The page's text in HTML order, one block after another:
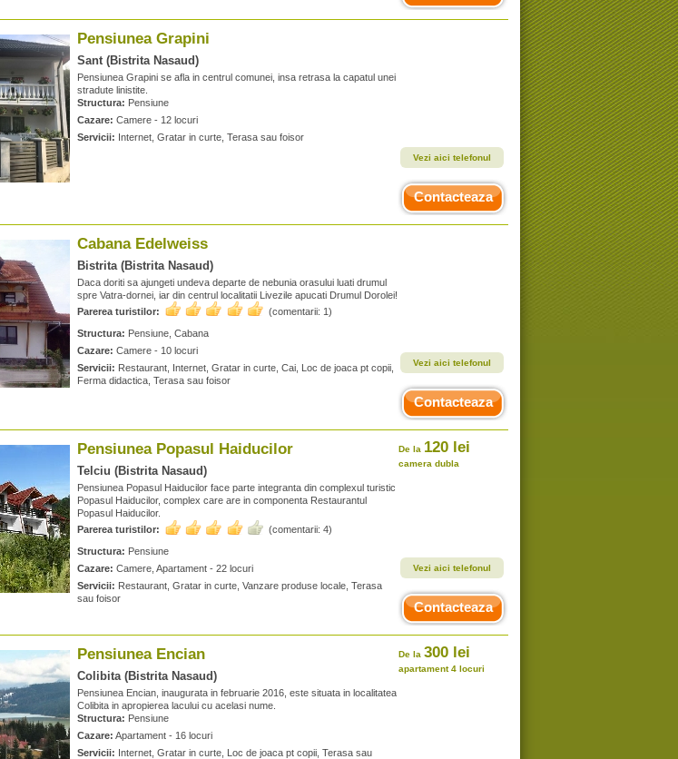
Pensiunea Grapini
Sant (Bistrita Nasaud)
Pensiunea Grapini se afla in centrul comunei, insa retrasa la capatul unei
stradute linistite.
Structura: Pensiune
Cazare: Camere - 12 locuri
Servicii: Internet, Gratar in curte, Terasa sau foisor
Vezi aici telefonul
Contacteaza
Cabana Edelweiss
Bistrita (Bistrita Nasaud)
Daca doriti sa ajungeti undeva departe de nebunia orasului luati drumul
spre Vatra-dornei, iar din centrul localitatii Livezile apucati Drumul Dorolei!
Parerea turistilor:
(comentarii: 1)
Structura: Pensiune, Cabana
Cazare: Camere - 10 locuri
Servicii: Restaurant, Internet, Gratar in curte, Cai, Loc de joaca pt copii,
Ferma didactica, Terasa sau foisor
Vezi aici telefonul
Contacteaza
Pensiunea Popasul Haiducilor
Telciu (Bistrita Nasaud)
Pensiunea Popasul Haiducilor face parte integranta din complexul turistic
Popasul Haiducilor, complex care are in componenta Restaurantul
Popasul Haiducilor.
Parerea turistilor:
(comentarii: 4)
Structura: Pensiune
Cazare: Camere, Apartament - 22 locuri
Servicii: Restaurant, Gratar in curte, Vanzare produse locale, Terasa
sau foisor
De la 120 lei
camera dubla
Vezi aici telefonul
Contacteaza
Pensiunea Encian
Colibita (Bistrita Nasaud)
Pensiunea Encian, inaugurata in februarie 2016, este situata in localitatea
Colibita in apropierea lacului cu acelasi nume.
Structura: Pensiune
Cazare: Apartament - 16 locuri
Servicii: Internet, Gratar in curte, Loc de joaca pt copii, Terasa sau
De la 300 lei
apartament 4 locuri